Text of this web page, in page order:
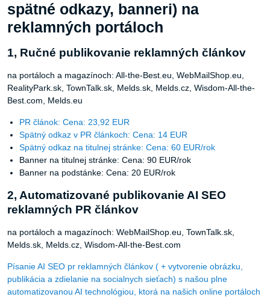
spätné odkazy, banneri) na
reklamných portáloch
1, Ručné publikovanie reklamných článkov
na portáloch a magazínoch: All-the-Best.eu, WebMailShop.eu,
RealityPark.sk, TownTalk.sk, Melds.sk, Melds.cz, Wisdom-All-the-
Best.com, Melds.eu
PR článok: Cena: 23,92 EUR
Spätný odkaz v PR článkoch: Cena: 14 EUR
Spätný odkaz na titulnej stránke: Cena: 60 EUR/rok
Banner na titulnej stránke: Cena: 90 EUR/rok
Banner na podstánke: Cena: 20 EUR/rok
2, Automatizované publikovanie AI SEO
reklamných PR článkov
na portáloch a magazínoch: WebMailShop.eu, TownTalk.sk,
Melds.sk, Melds.cz, Wisdom-All-the-Best.com
Písanie AI SEO pr reklamných článkov ( + vytvorenie obrázku,
publikácia a zdielanie na socialnych sieťach) s našou plne
automatizovanou AI technológiou, ktorá na našich online portáloch